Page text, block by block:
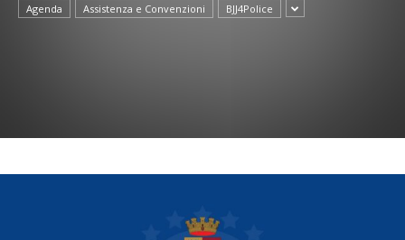
Agenda Assistenza e Convenzioni BJJ4Police